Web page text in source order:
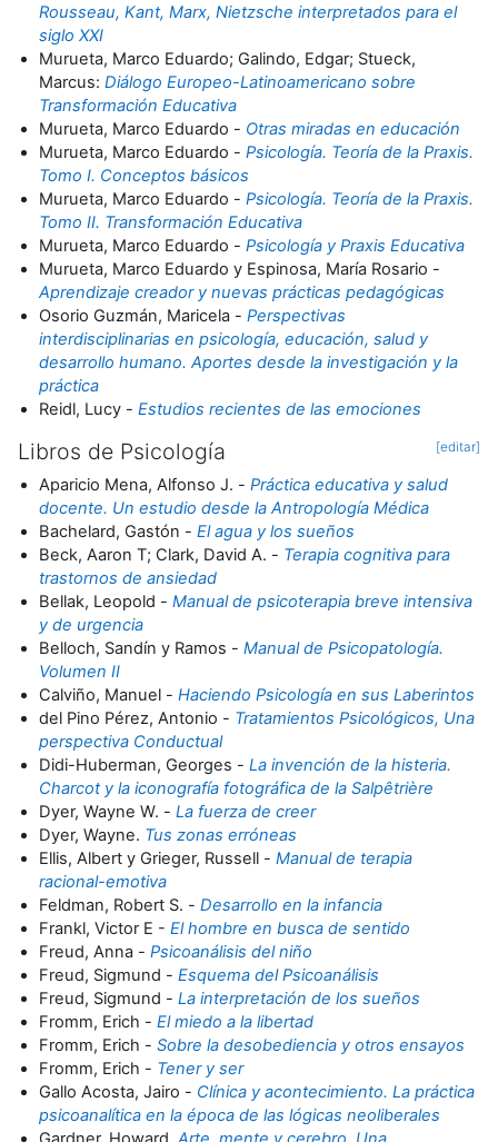
Rousseau, Kant, Marx, Nietzsche interpretados para el
siglo XXI
Murueta, Marco Eduardo; Galindo, Edgar; Stueck,
Marcus:Diálogo Europeo-Latinoamericano sobre
Transformación Educativa
Murueta, Marco Eduardo - Otras miradas en educación
Murueta, Marco Eduardo - Psicología. Teoría de la Praxis.
Tomo I. Conceptos básicos
Murueta, Marco Eduardo -Psicología. Teoría de la Praxis.
Tomo II. Transformación Educativa
Murueta, Marco Eduardo -Psicología y Praxis Educativa
Murueta, Marco Eduardo y Espinosa, María Rosario -
Aprendizaje creador y nuevas prácticas pedagógicas
Osorio Guzmán, Maricela -Perspectivas
interdisciplinarias en psicología, educación, salud y
desarrollo humano. Aportes desde la investigación y la
práctica
Reidl, Lucy -Estudios recientes de las emociones
Libros de Psicología [editar]
Aparicio Mena, Alfonso J. -Práctica educativa y salud
docente. Un estudio desde la Antropología Médica
Bachelard, Gastón -El agua y los sueños
Beck, Aaron T; Clark, David A. - Terapia cognitiva para
trastornos de ansiedad
Bellak, Leopold -Manual de psicoterapia breve intensiva
y de urgencia
Belloch, Sandín y Ramos -Manual de Psicopatología.
Volumen II
Calviño, Manuel -Haciendo Psicología en sus Laberintos
del Pino Pérez, Antonio - Tratamientos Psicológicos, Una
perspectiva Conductual
Didi-Huberman, Georges -La invención de la histeria.
Charcot y la iconografía fotográfica de la Salpêtrière
Dyer, Wayne W. -La fuerza de creer
Dyer, Wayne. Tus zonas erróneas
Ellis, Albert y Grieger, Russell -Manual de terapia
racional-emotiva
Feldman, Robert S. -Desarrollo en la infancia
Frankl, Victor E -El hombre en busca de sentido
Freud, Anna -Psicoanálisis del niño
Freud, Sigmund -Esquema del Psicoanálisis
Freud, Sigmund -La interpretación de los sueños
Fromm, Erich -El miedo a la libertad
Fromm, Erich -Sobre la desobediencia y otros ensayos
Fromm, Erich - Tener y ser
Gallo Acosta, Jairo - Clínica y acontecimiento. La práctica
psicoanalítica en la época de las lógicas neoliberales